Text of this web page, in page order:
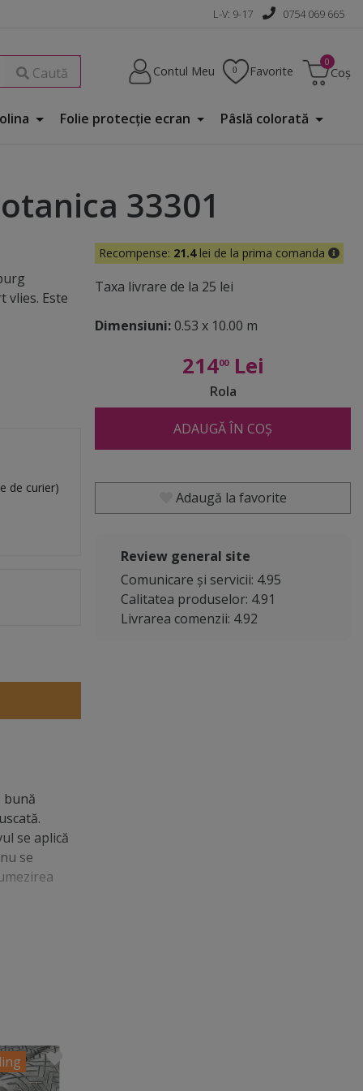
L-V: 9-17 0754 069 665
Caută Contul Meu Favorite Coș
Folie protecţie ecran Pâslă colorată
33301
vlies. Este
de curier)
bună
se aplică
se
Recompense: 21.4lei de la prima comanda
Taxa livrare de la 25 lei
Dimensiuni:0.53 x 10.00 m
21400Lei
Rola
ADAUGĂ ÎN COȘ
Adaugă la favorite
Review general site
Comunicare și servicii: 4.95
Calitatea produselor: 4.91
Livrarea comenzii: 4.92